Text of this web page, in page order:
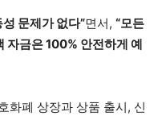
문제가 없다”면서, “모든
자금은 100% 안전하게 예
화폐 상장과 상품 출시, 신